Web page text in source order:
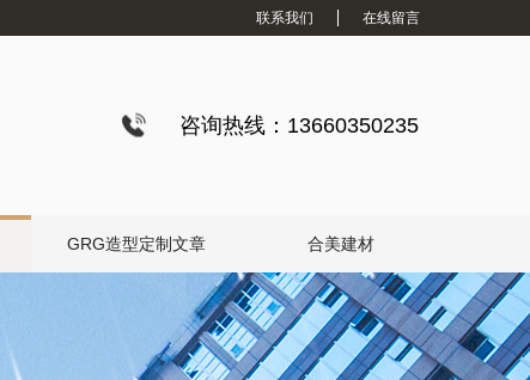
联系我们 在线留言
咨询热线：13660350235
GRG造型定制文章 合美建材